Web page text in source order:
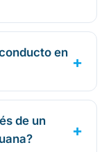
en
de un